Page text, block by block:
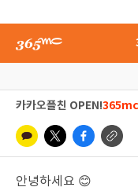
카카오플친 OPEN!365mc
안녕하세요 😊